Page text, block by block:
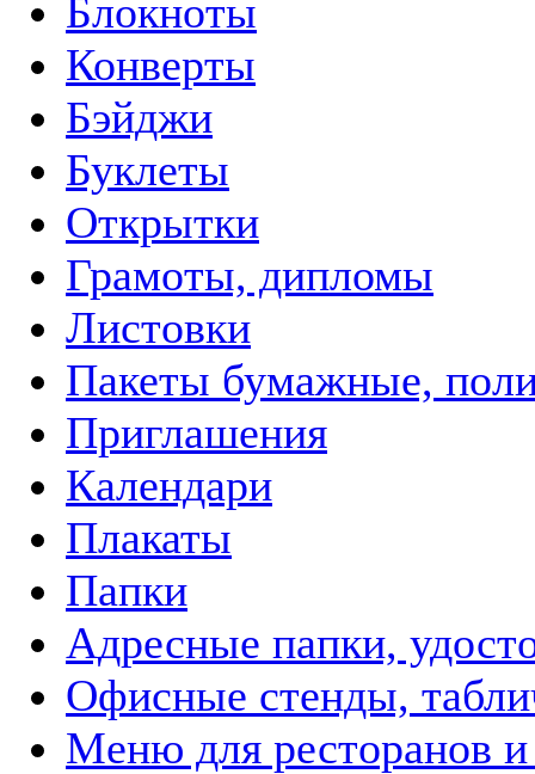
Блокноты
Конверты
Бэйджи
Буклеты
Открытки
Грамоты, дипломы
Листовки
Пакеты бумажные,
Приглашения
Календари
Плакаты
Папки
Адресные папки,
Офисные стенды,
Меню для ресторанов